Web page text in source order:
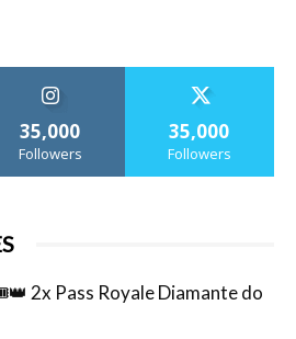
35,000
Followers
35,000
Followers
2x Pass Royale Diamante do